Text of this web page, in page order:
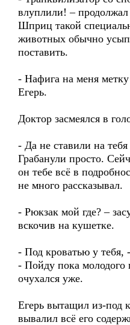
влуплили! – продолжал
Шприц такой
животных обычно
поставить.
- Нафига на меня
Егерь.
Доктор засмеялся в
- Да не ставили на
Грабанули просто.
он тебе всё в
не много рассказывал.
- Рюкзак мой где? –
вскочив на кушетке.
- Под кроватью у тебя,
- Пойду пока молодого
очухался уже.
Егерь вытащил из-под
вывалил всё его